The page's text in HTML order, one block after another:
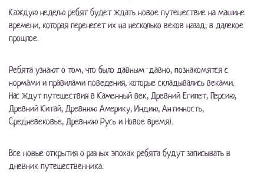
Каждую неделю ребят будет ждать новое путешествие на машине
времени, которая перенесет их на несколько веков назад, в далекое
прошлое.
Ребята узнают о том, что было давным-давно, познакомятся с
нормами и правилами поведения, которые складывались веками.
Нас ждут путешествия в Каменный век, Древний Египет, Персию,
Древний Китай, Древнюю Америку, Индию, Античность,
Средневековье, Древнюю Русь и Новое время).
Все новые открытия о разных эпохах ребята будут записывать в
дневник путешественника.